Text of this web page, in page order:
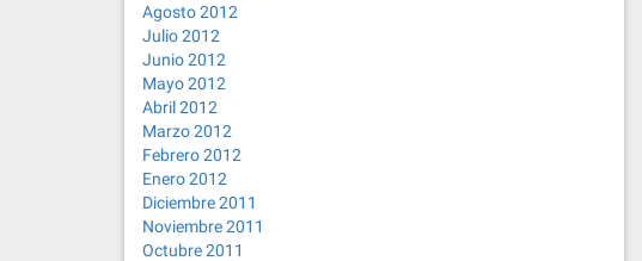
Agosto 2012
Julio 2012
Junio 2012
Mayo 2012
Abril 2012
Marzo 2012
Febrero 2012
Enero 2012
Diciembre 2011
Noviembre 2011
Octubre 2011